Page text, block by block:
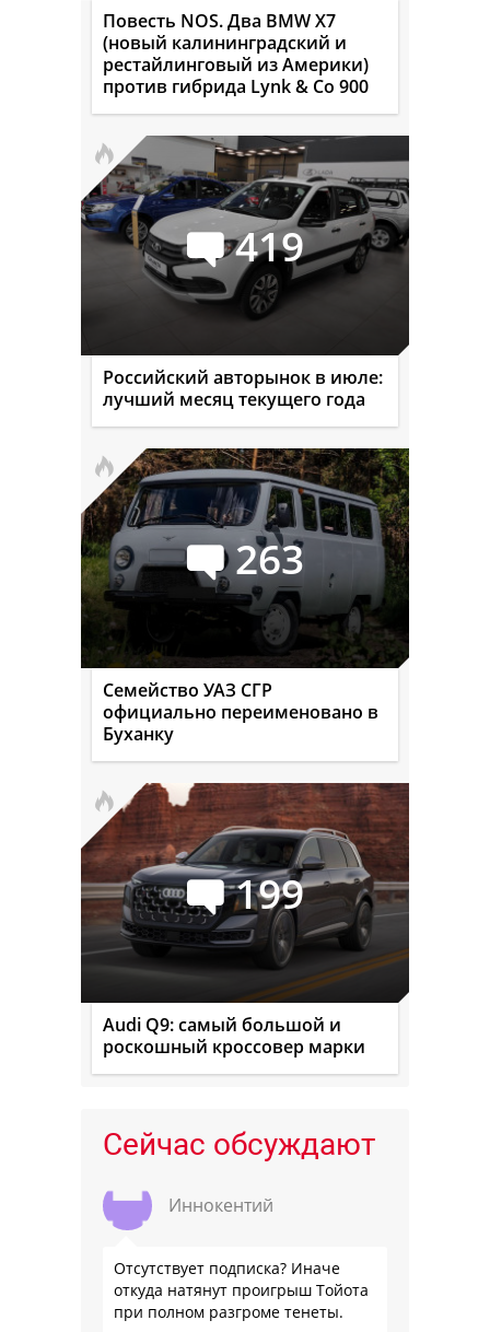
Повесть NOS. Два BMW X7
(новый калининградский и
рестайлинговый из Америки)
против гибрида Lynk & Co 900
419
Российский авторынок в июле:
лучший месяц текущего года
263
Семейство УАЗ СГР
официально переименовано в
Буханку
199
Audi Q9: самый большой и
роскошный кроссовер марки
Сейчас обсуждают
Иннокентий
Отсутствует подписка? Иначе
откуда натянут проигрыш Тойота
при полном разгроме тенеты.